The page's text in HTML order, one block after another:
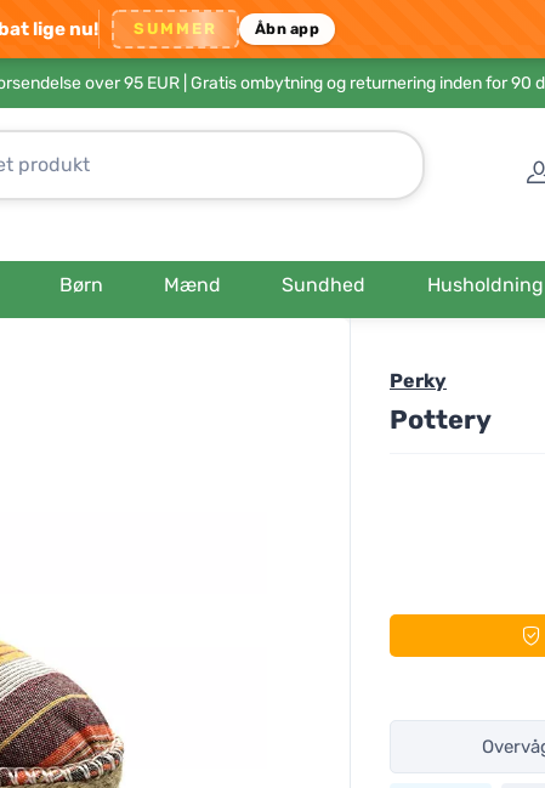
lige nu! SUMMER Åbn app
over 95 EUR | Gratis ombytning og returnering inden for 90
Børn Mænd Sundhed Husholdning
Perky
Pottery